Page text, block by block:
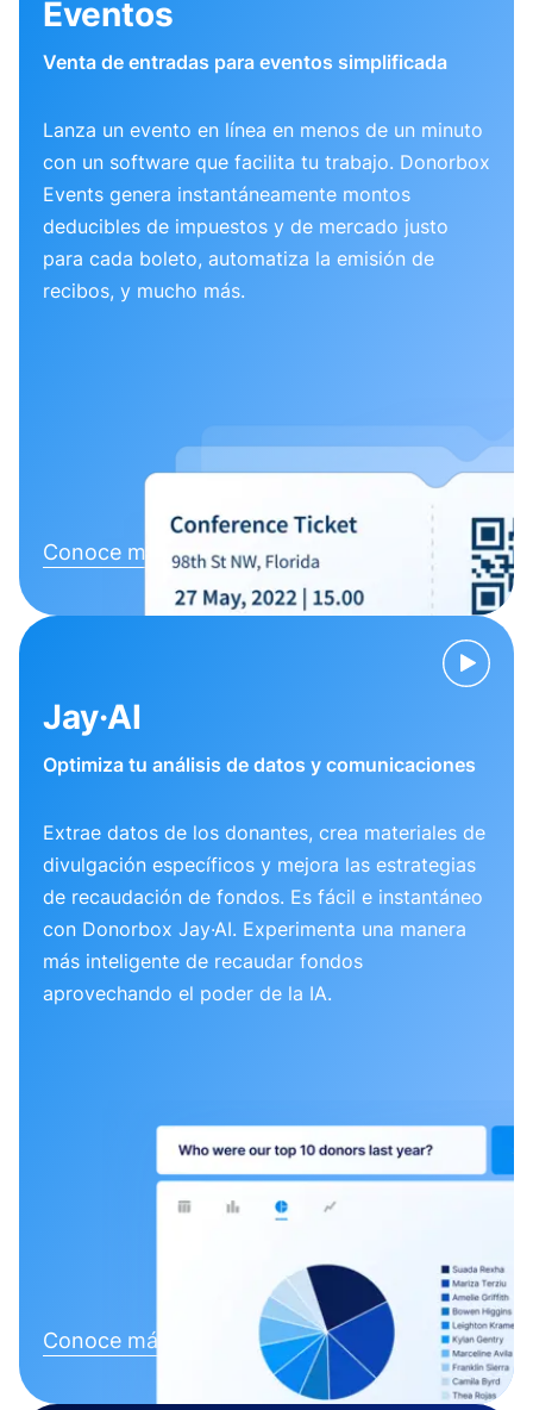
Eventos
Venta de entradas para eventos simplificada
Lanza un evento en línea en menos de un minuto
con un software que facilita tu trabajo. Donorbox
Events genera instantáneamente montos
deducibles de impuestos y de mercado justo
para cada boleto, automatiza la emisión de
recibos, y mucho más.
Conoce más
Jay·AI
Optimiza tu análisis de datos y comunicaciones
Extrae datos de los donantes, crea materiales de
divulgación específicos y mejora las estrategias
de recaudación de fondos. Es fácil e instantáneo
con Donorbox Jay·AI. Experimenta una manera
más inteligente de recaudar fondos
aprovechando el poder de la IA.
Conoce más